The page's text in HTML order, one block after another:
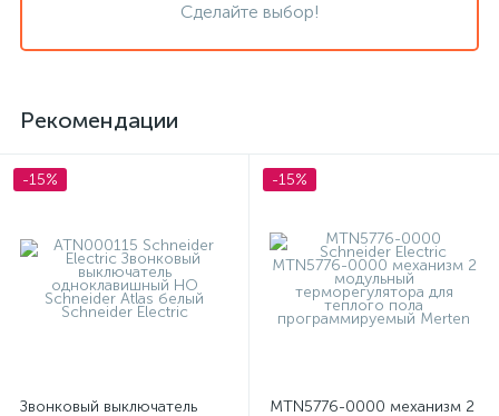
Сделайте выбор!
Рекомендации
-15%
Звонковый выключатель
-15%
MTN5776-0000 механизм 2